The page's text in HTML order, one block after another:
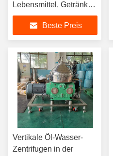
Lebensmittel, Getränke,
Pharma, Chemie,
Marine
Beste Preis
Vertikale Öl-Wasser-
Zentrifugen in der